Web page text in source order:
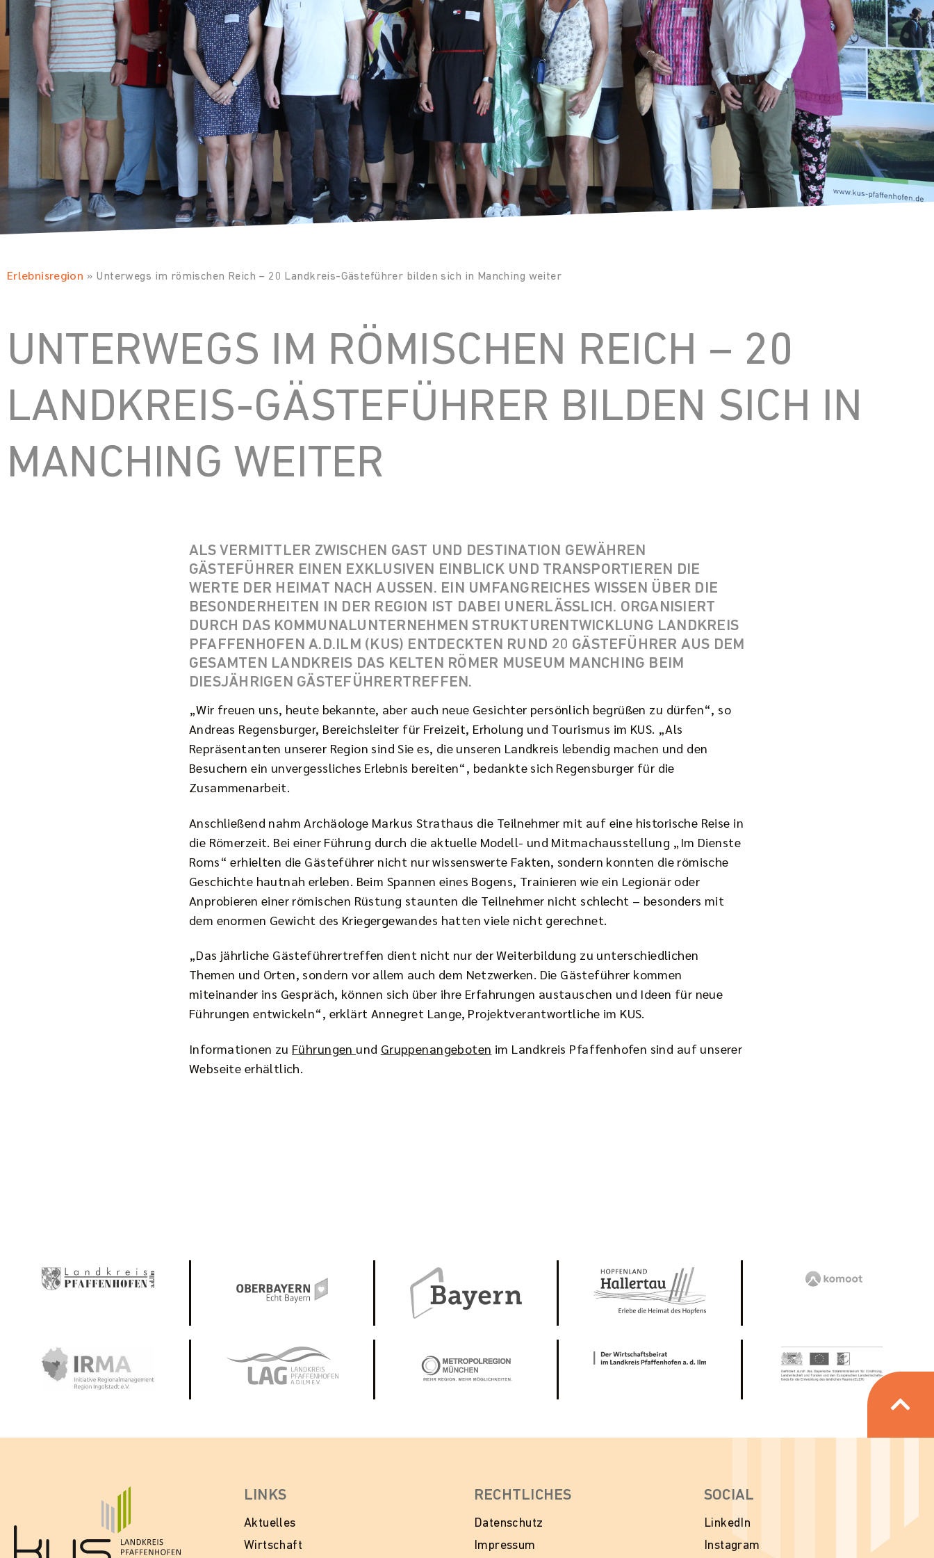
Erlebnisregion » Unterwegs im römischen Reich – 20 Landkreis-Gästeführer bilden sich in Manching weiter
UNTERWEGS IM RÖMISCHEN REICH – 20
LANDKREIS-GÄSTEFÜHRER BILDEN SICH IN
MANCHING WEITER
ALS VERMITTLER ZWISCHEN GAST UND DESTINATION GEWÄHREN
GÄSTEFÜHRER EINEN EXKLUSIVEN EINBLICK UND TRANSPORTIEREN DIE
WERTE DER HEIMAT NACH AUSSEN. EIN UMFANGREICHES WISSEN ÜBER DIE B
ESONDERHEITEN IN DER REGION IST DABEI UNERLÄSSLICH. ORGANISIERT D
URCH DAS KOMMUNALUNTERNEHMEN STRUKTURENTWICKLUNG LANDKREIS P
FAFFENHOFEN A.D.ILM (KUS) ENTDECKTEN RUND 20 GÄSTEFÜHRER AUS DEM G
ESAMTEN LANDKREIS DAS KELTEN RÖMER MUSEUM MANCHING BEIM D
IESJÄHRIGEN GÄSTEFÜHRERTREFFEN.
„Wir freuen uns, heute bekannte, aber auch neue Gesichter persönlich begrüßen zu dürfen“, so
Andreas Regensburger, Bereichsleiter für Freizeit, Erholung und Tourismus im KUS. „Als
Repräsentanten unserer Region sind Sie es, die unseren Landkreis lebendig machen und den
Besuchern ein unvergessliches Erlebnis bereiten“, bedankte sich Regensburger für die
Zusammenarbeit.
Anschließend nahm Archäologe Markus Strathaus die Teilnehmer mit auf eine historische Reise in
die Römerzeit. Bei einer Führung durch die aktuelle Modell- und Mitmachausstellung „Im Dienste
Roms“ erhielten die Gästeführer nicht nur wissenswerte Fakten, sondern konnten die römische
Geschichte hautnah erleben. Beim Spannen eines Bogens, Trainieren wie ein Legionär oder
Anprobieren einer römischen Rüstung staunten die Teilnehmer nicht schlecht – besonders mit
dem enormen Gewicht des Kriegergewandes hatten viele nicht gerechnet.
„Das jährliche Gästeführertreffen dient nicht nur der Weiterbildung zu unterschiedlichen
Themen und Orten, sondern vor allem auch dem Netzwerken. Die Gästeführer kommen
miteinander ins Gespräch, können sich über ihre Erfahrungen austauschen und Ideen für neue
Führungen entwickeln“, erklärt Annegret Lange, Projektverantwortliche im KUS.
Informationen zu Führungen und Gruppenangeboten im Landkreis Pfaffenhofen sind auf unserer
Webseite erhältlich.
LINKS
Aktuelles
Wirtschaft
RECHTLICHES
Datenschutz
Impressum
SOCIAL
LinkedIn
Instagram